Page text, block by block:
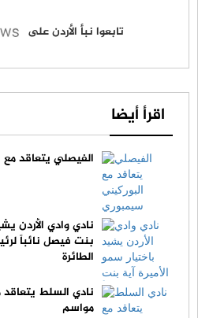
تابعوا نبأ الأردن على
اقرأ أيضا
الفيصلي يتعاقد
نادي وادي الأردن
بنت فيصل نائباً
الطائرة
مواسم